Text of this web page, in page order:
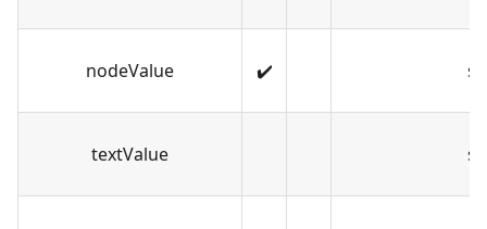
nodeValue ✔️
textValue